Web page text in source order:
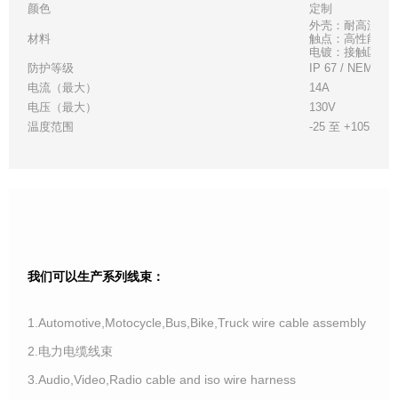
颜色
定制
材料
外壳：耐高温白
触点：高性能铜
电镀：接触区 -
防护等级
IP 67 / NEMA 6P
电流（最大）
14A
电压（最大）
130V
温度范围
-25 至 +105°C
我们可以生产系列线束：
1.Automotive,Motocycle,Bus,Bike,Truck wire cable assembly
2.电力电缆线束
3.Audio,Video,Radio cable and iso wire harness